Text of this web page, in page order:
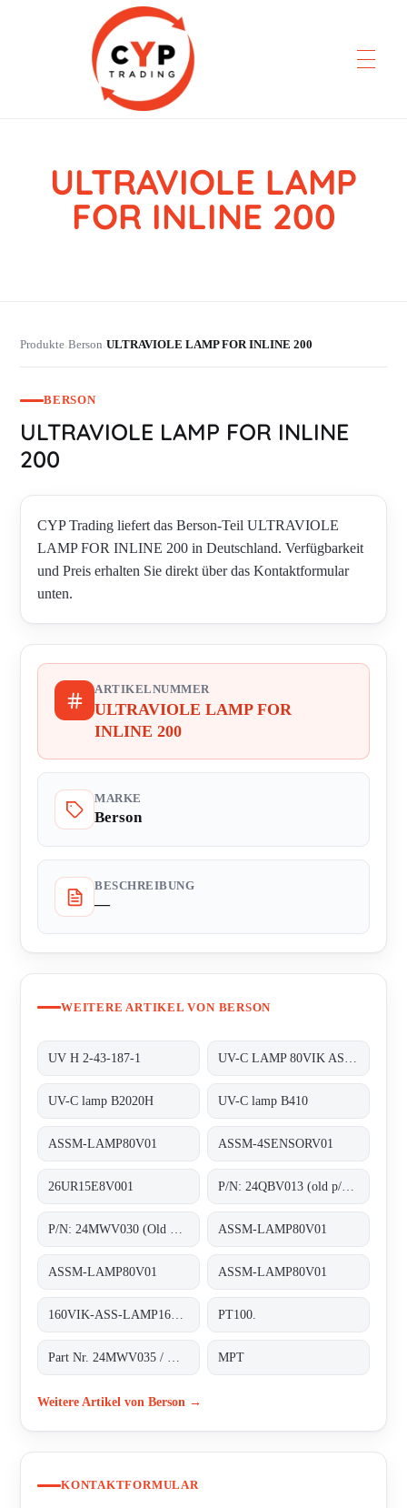
CYP Trading
Professionelle Ersatzteilbeschaffung
ULTRAVIOLE LAMP
FOR INLINE 200
Produkte›Berson›ULTRAVIOLE LAMP FOR INLINE 200
BERSON
ULTRAVIOLE LAMP FOR INLINE
200
CYP Trading liefert das Berson-Teil ULTRAVIOLE
LAMP FOR INLINE 200 in Deutschland. Verfügbarkeit
und Preis erhalten Sie direkt über das Kontaktformular
unten.
ARTIKELNUMMER
ULTRAVIOLE LAMP FOR
INLINE 200
MARKE
Berson
BESCHREIBUNG
—
WEITERE ARTIKEL VON BERSON
UV H 2-43-187-1
UV-C lamp B2020H UV-C lamp B410
ASSM-LAMP80V01 ASSM-4SENSORV01
26UR15E8V001
ASSM-LAMP80V01
ASSM-LAMP80V01 ASSM-LAMP80V01
PT100.
MPT
Weitere Artikel von Berson →
KONTAKTFORMULAR